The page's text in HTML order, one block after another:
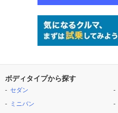
ボディタイプから探す
セダン
ミニバン